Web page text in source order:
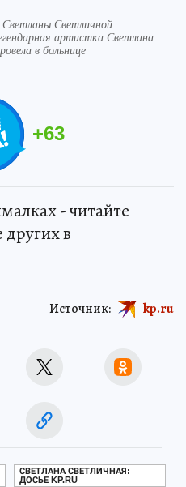
Светличной
артистка Светлана
в больнице
+63
- читайте
в
Источник: kp.ru
СВЕТЛАНА СВЕТЛИЧНАЯ:
ДОСЬЕ KP.RU